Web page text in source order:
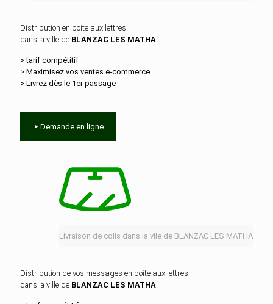
Distribution en boite aux lettres
dans la ville de BLANZAC LES MATHA
> tarif compétitif
> Maximisez vos ventes e‑commerce
> Livrez dès le 1er passage
Demande en ligne
Livraison de colis dans la vile de BLANZAC LES MATHA
Distribution de vos messages en boite aux lettres
dans la ville de BLANZAC LES MATHA